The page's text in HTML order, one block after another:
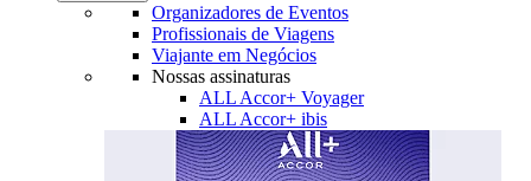
Organizadores de Eventos
Profissionais de Viagens
Viajante em Negócios
Nossas assinaturas
ALL Accor+ Voyager
ALL Accor+ ibis